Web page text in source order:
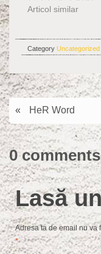
Articol similar
Category Uncategorized
« HeR Word
0 comments
Lasă
Adresa ta de email nu va
*